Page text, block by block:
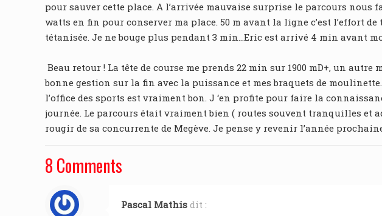
pour sauver cette place. A l’arrivée mauvaise surprise le parcours
watts en fin pour conserver ma place. 50 m avant la ligne c’est l’effort
tétanisée. Je ne bouge plus pendant 3 min…Eric est arrivé 4 min avant
Beau retour ! La tête de course me prends 22 min sur 1900 mD+, un
bonne gestion sur la fin avec la puissance et mes braquets de
l’office des sports est vraiment bon. J ‘en profite pour faire la
journée. Le parcours était vraiment bien ( routes souvent tranquilles et
rougir de sa concurrente de Megève. Je pense y revenir l’année
8 Comments
Pascal Mathis dit :